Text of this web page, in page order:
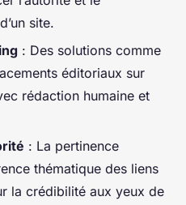
site.
: Des solutions comme
éditoriaux sur
rédaction humaine et
: La pertinence
thématique des liens
la crédibilité aux yeux de